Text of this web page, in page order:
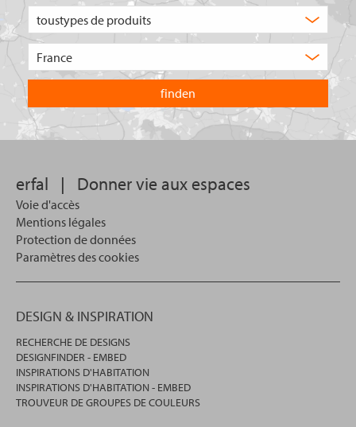
de
recherchez-
vous
?
pays
dans
lequel
vous
souhaitez
recherche.
erfal | Donner vie aux espaces
Voie d'accès
Mentions légales
Protection de données
Paramètres des cookies
DESIGN & INSPIRATION
RECHERCHE DE DESIGNS
DESIGNFINDER - EMBED
INSPIRATIONS D'HABITATION
INSPIRATIONS D'HABITATION - EMBED
TROUVEUR DE GROUPES DE COULEURS